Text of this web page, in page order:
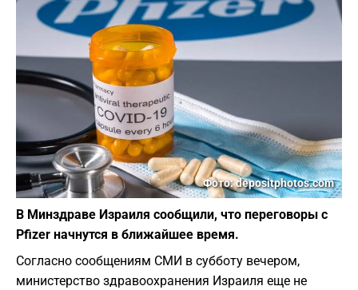
Фото: depositphotos.com
В Минздраве Израиля сообщили, что переговоры с
Pfizer начнутся в ближайшее время.
Согласно сообщениям СМИ в субботу вечером,
министерство здравоохранения Израиля еще не